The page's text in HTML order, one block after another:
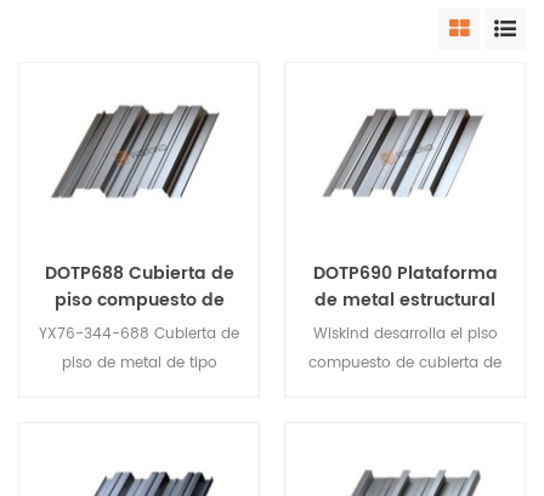
DOTP688 Cubierta de
piso compuesto de
acero galvanizado de
tipo abierto
YX76-344-688 Cubierta de
piso de metal de tipo
ahorrar montículos de
DOTP690 Plataforma
de metal estructural
para edificios de
varios pisos
Wiskind desarrolla el piso
compuesto de cubierta de
estructura compuesta de